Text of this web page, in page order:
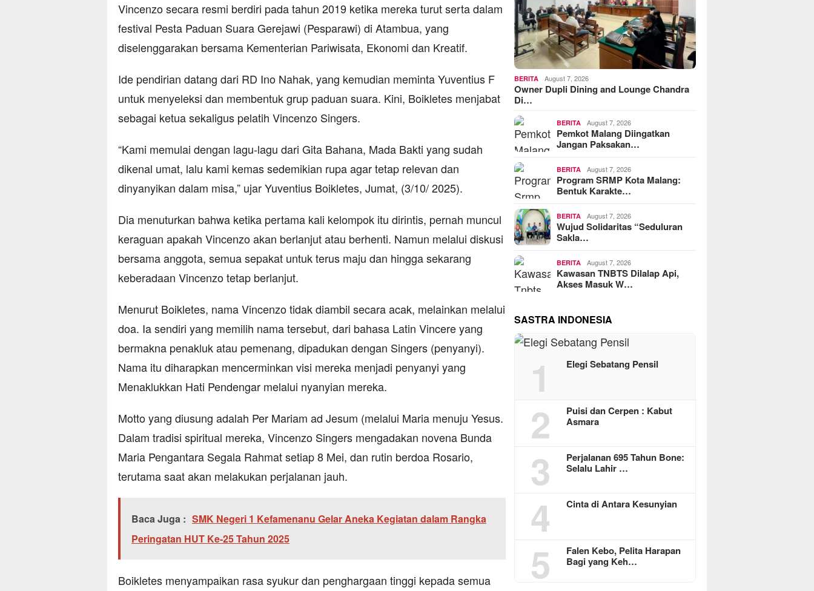
Vincenzo secara resmi berdiri pada tahun 2019 ketika mereka turut serta dalam
festival Pesta Paduan Suara Gerejawi (Pesparawi) di Atambua, yang
diselenggarakan bersama Kementerian Pariwisata, Ekonomi dan Kreatif.
Ide pendirian datang dari RD Ino Nahak, yang kemudian meminta Yuventius F
untuk menyeleksi dan membentuk grup paduan suara. Kini, Boikletes menjabat
sebagai ketua sekaligus pelatih Vincenzo Singers.
“Kami memulai dengan lagu-lagu dari Gita Bahana, Mada Bakti yang sudah
dikenal umat, lalu kami kemas sedemikian rupa agar tetap relevan dan
dinyanyikan dalam misa,” ujar Yuventius Boikletes, Jumat, (3/10/ 2025).
Dia menuturkan bahwa ketika pertama kali kelompok itu dirintis, pernah muncul
keraguan apakah Vincenzo akan berlanjut atau berhenti. Namun melalui diskusi
bersama anggota, semua sepakat untuk terus maju dan hingga sekarang
keberadaan Vincenzo tetap berlanjut.
Menurut Boikletes, nama Vincenzo tidak diambil secara acak, melainkan melalui
doa. Ia sendiri yang memilih nama tersebut, dari bahasa Latin Vincere yang
bermakna penakluk atau pemenang, dipadukan dengan Singers (penyanyi).
Nama itu diharapkan mencerminkan visi mereka menjadi penyanyi yang
Menaklukkan Hati Pendengar melalui nyanyian mereka.
Motto yang diusung adalah Per Mariam ad Jesum (melalui Maria menuju Yesus.
Dalam tradisi spiritual mereka, Vincenzo Singers mengadakan novena Bunda
Maria Pengantara Segala Rahmat setiap 8 Mei, dan rutin berdoa Rosario,
terutama saat akan melakukan perjalanan jauh.
Baca Juga : SMK Negeri 1 Kefamenanu Gelar Aneka Kegiatan dalam Rangka
Peringatan HUT Ke-25 Tahun 2025
Boikletes menyampaikan rasa syukur dan penghargaan tinggi kepada semua
BERITA August 7, 2026
Owner Dupli Dining and Lounge Chandra
Di…
BERITA August 7, 2026
Pemkot Malang Diingatkan
Jangan Paksakan…
BERITA August 7, 2026
Program SRMP Kota Malang:
Bentuk Karakte…
BERITA August 7, 2026
Wujud Solidaritas “Seduluran
Sakla…
BERITA August 7, 2026
Kawasan TNBTS Dilalap Api,
Akses Masuk W…
SASTRA INDONESIA
1 Elegi Sebatang Pensil
2
Puisi dan Cerpen : Kabut
Asmara
3
Perjalanan 695 Tahun Bone:
Selalu Lahir …
4 Cinta di Antara Kesunyian
5
Falen Kebo, Pelita Harapan
Bagi yang Keh…